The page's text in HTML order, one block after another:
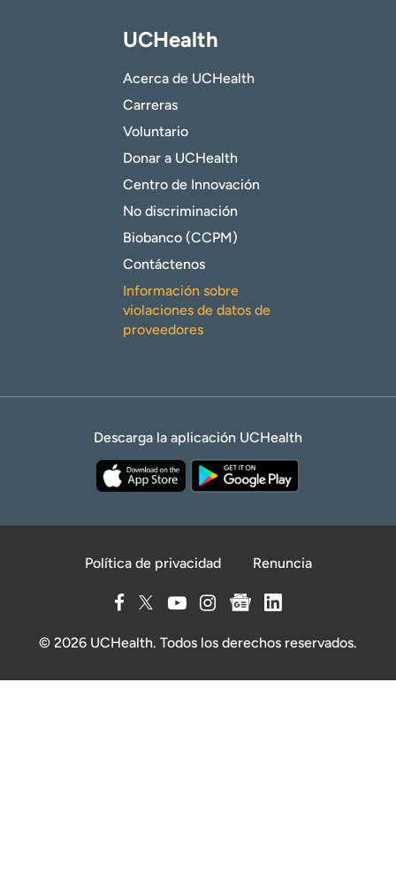
UCHealth
Acerca de UCHealth
Carreras
Voluntario
Donar a UCHealth
Centro de Innovación
No discriminación
Biobanco (CCPM)
Contáctenos
Información sobre
violaciones de datos de
proveedores
Descarga la aplicación UCHealth
Política de privacidad Renuncia
© 2026 UCHealth. Todos los derechos reservados.